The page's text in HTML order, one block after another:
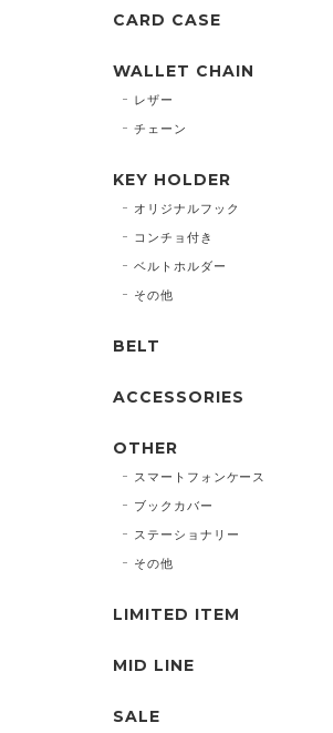
CARD CASE
WALLET CHAIN
レザー
チェーン
KEY HOLDER
オリジナルフック
コンチョ付き
ベルトホルダー
その他
BELT
ACCESSORIES
OTHER
スマートフォンケース
ブックカバー
ステーショナリー
その他
LIMITED ITEM
MID LINE
SALE